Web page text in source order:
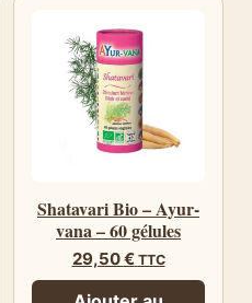
Shatavari Bio – Ayur-
vana – 60 gélules
29,50€ TTC